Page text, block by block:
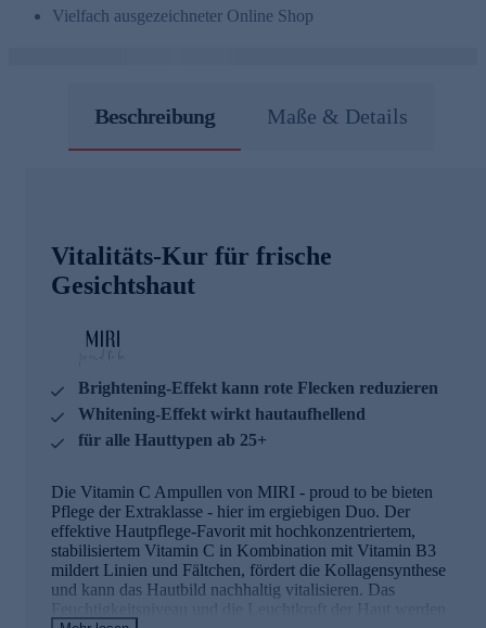
Vielfach ausgezeichneter Online Shop
Beschreibung Maße & Details
Vitalitäts-Kur für frische
Gesichtshaut
Brightening-Effekt kann rote Flecken reduzieren
Whitening-Effekt wirkt hautaufhellend
für alle Hauttypen ab 25+
Die Vitamin C Ampullen von MIRI - proud to be bieten
Pflege der Extraklasse - hier im ergiebigen Duo. Der
effektive Hautpflege-Favorit mit hochkonzentriertem,
stabilisiertem Vitamin C in Kombination mit Vitamin B3
mildert Linien und Fältchen, fördert die Kollagensynthese
und kann das Hautbild nachhaltig vitalisieren. Das
Feuchtigkeitsniveau und die Leuchtkraft der Haut werden